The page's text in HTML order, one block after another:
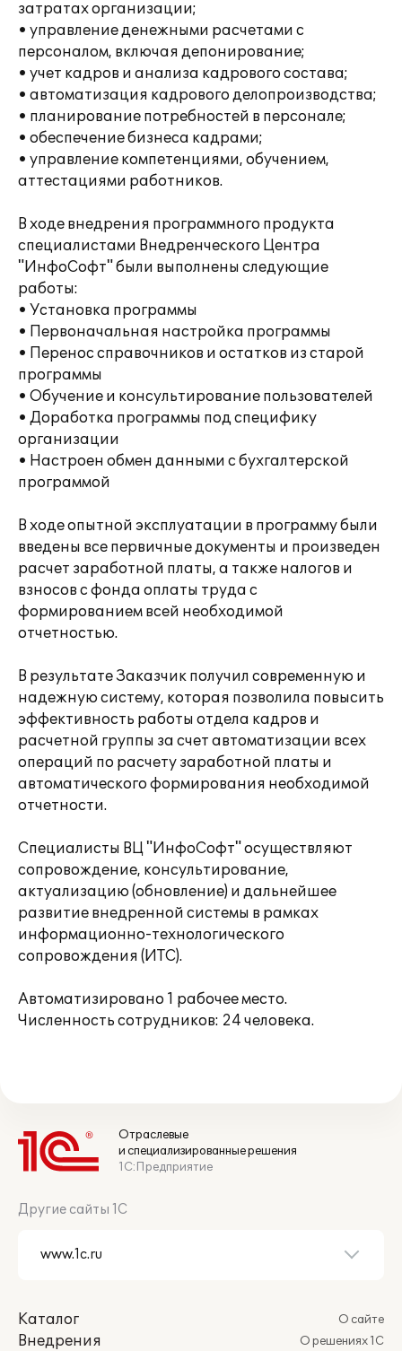
затратах организации;
• управление денежными расчетами с
персоналом, включая депонирование;
• учет кадров и анализа кадрового состава;
• автоматизация кадрового делопроизводства;
• планирование потребностей в персонале;
• обеспечение бизнеса кадрами;
• управление компетенциями, обучением,
аттестациями работников.
В ходе внедрения программного продукта
специалистами Внедренческого Центра
"ИнфоСофт" были выполнены следующие
работы:
• Установка программы
• Первоначальная настройка программы
• Перенос справочников и остатков из старой
программы
• Обучение и консультирование пользователей
• Доработка программы под специфику
организации
• Настроен обмен данными с бухгалтерской
программой
В ходе опытной эксплуатации в программу были
введены все первичные документы и произведен
расчет заработной платы, а также налогов и
взносов с фонда оплаты труда с
формированием всей необходимой
отчетностью.
В результате Заказчик получил современную и
надежную систему, которая позволила повысить
эффективность работы отдела кадров и
расчетной группы за счет автоматизации всех
операций по расчету заработной платы и
автоматического формирования необходимой
отчетности.
Специалисты ВЦ "ИнфоСофт" осуществляют
сопровождение, консультирование,
актуализацию (обновление) и дальнейшее
развитие внедренной системы в рамках
информационно-технологического
сопровождения (ИТС).
Автоматизировано 1 рабочее место.
Численность сотрудников: 24 человека.
Отраслевые
и специализированные решения
1С:Предприятие
Другие сайты 1С
Каталог
Внедрения
О сайте
О решениях 1С